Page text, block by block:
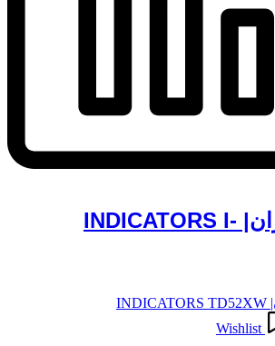
شاشة ميزان| INDICATORS I-
Wishlist